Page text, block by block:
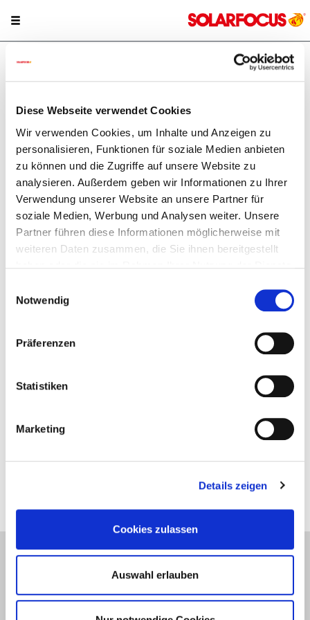
Diese Webseite verwendet Cookies
Wir verwenden Cookies, um Inhalte und Anzeigen zu
personalisieren, Funktionen für soziale Medien anbieten
zu können und die Zugriffe auf unsere Website zu
analysieren. Außerdem geben wir Informationen zu Ihrer
Verwendung unserer Website an unsere Partner für
soziale Medien, Werbung und Analysen weiter. Unsere
Partner führen diese Informationen möglicherweise mit
weiteren Daten zusammen, die Sie ihnen bereitgestellt
Notwendig
Präferenzen
Statistiken
Marketing
Details zeigen
Cookies zulassen
Auswahl erlauben
Conviértase en un socio de
SOLARFOCUS
Socios excepcionales para proyecto
excepcionales
SOLARFOCUS investiga, desarrolla, produce y distribuye
sus productos de alta calidad por toda Europa y EE. UU.
Sin embargo, para ello precisa de igual forma de socios de
primera clase que comercialicen nuestros productos entre
los clientes. Si está interesado en comercializar los
productos de SOLARFOCUS o incluso en convertirse en
Curso de formación intensive sobre productos
Curso de formación intensive sobre técnica solar
Descargar en esta área de información y documentos
Automáticamente será informado sobre los nuevos
Productos
Quien somos